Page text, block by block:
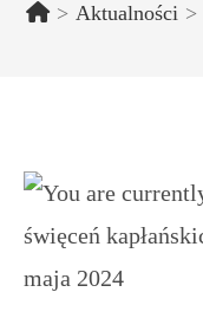
> Aktualności >